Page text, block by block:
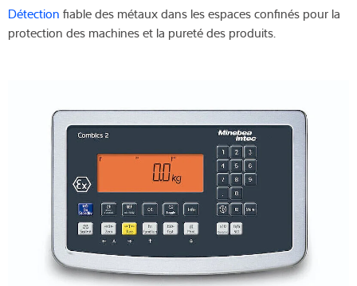
Détection fiable des métaux dans les espaces confinés pour la
protection des machines et la pureté des produits.